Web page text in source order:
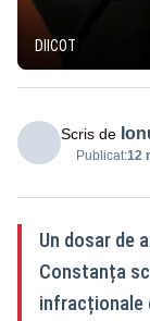
DIICOT
Scris de
Publicat:12
Un dosar de
Constanța
infracționale